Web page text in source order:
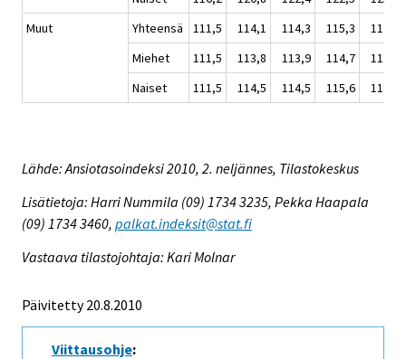
Muut
Yhteensä 111,5 114,1 114,3 115,3
117,8
Miehet
111,5 113,8 113,9 114,7
117,2
Naiset
111,5 114,5 114,5 115,6 118,2
Lähde: Ansiotasoindeksi 2010, 2. neljännes, Tilastokeskus
Lisätietoja: Harri Nummila (09) 1734 3235, Pekka Haapala
(09) 1734 3460, palkat.indeksit@stat.fi
Vastaava tilastojohtaja: Kari Molnar
Päivitetty 20.8.2010
Viittausohje: